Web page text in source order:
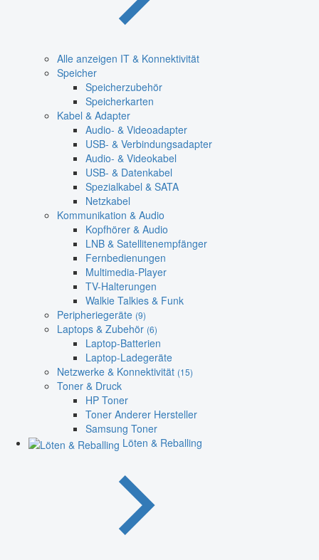
Alle anzeigen IT & Konnektivität
Speicher
Speicherzubehör
Speicherkarten
Kabel & Adapter
Audio- & Videoadapter
USB- & Verbindungsadapter
Audio- & Videokabel
USB- & Datenkabel
Spezialkabel & SATA
Netzkabel
Kommunikation & Audio
Kopfhörer & Audio
LNB & Satellitenempfänger
Fernbedienungen
Multimedia-Player
TV-Halterungen
Walkie Talkies & Funk
Peripheriegeräte (9)
Laptops & Zubehör (6)
Laptop-Batterien
Laptop-Ladegeräte
Netzwerke & Konnektivität (15)
Toner & Druck
HP Toner
Toner Anderer Hersteller
Samsung Toner
Löten & Reballing